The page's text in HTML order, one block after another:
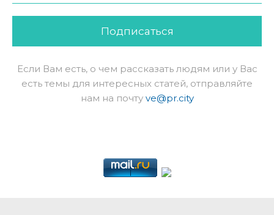
Подписаться
Если Вам есть, о чем рассказать людям или у Вас
есть темы для интересных статей, отправляйте
нам на почту ve@pr.city